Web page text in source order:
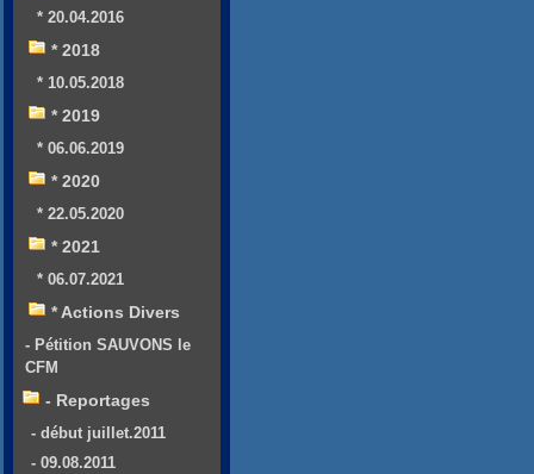
* 20.04.2016
* 2018
* 10.05.2018
* 2019
* 06.06.2019
* 2020
* 22.05.2020
* 2021
* 06.07.2021
* Actions Divers
- Pétition SAUVONS le
CFM
- Reportages
- début juillet.2011
- 09.08.2011